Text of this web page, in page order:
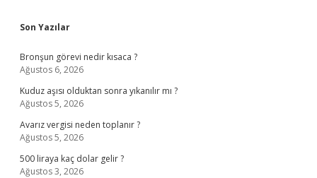
Sidebar
Son Yazılar
Bronşun görevi nedir kısaca ?
Ağustos 6, 2026
Kuduz aşısı olduktan sonra yıkanılır mı ?
Ağustos 5, 2026
Avarız vergisi neden toplanır ?
Ağustos 5, 2026
500 liraya kaç dolar gelir ?
Ağustos 3, 2026